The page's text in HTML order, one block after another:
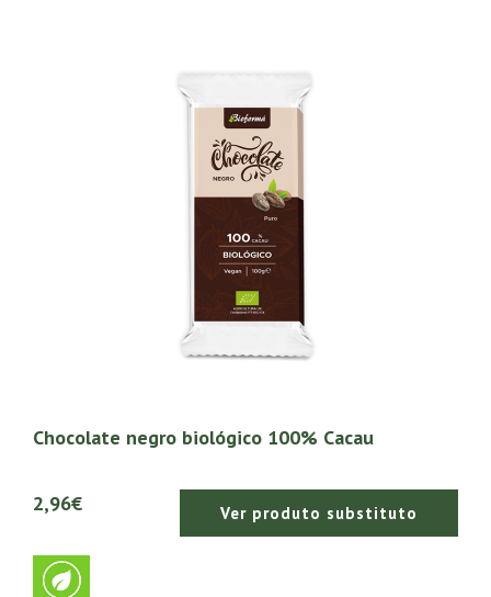
Chocolate negro biológico 100% Cacau
2,96€ Ver produto substituto